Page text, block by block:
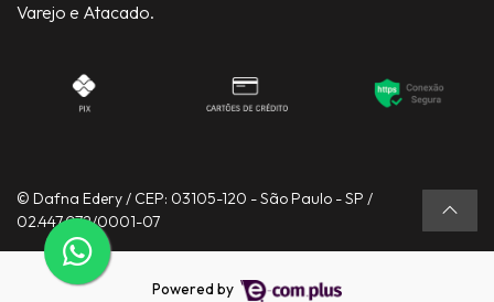
Varejo e Atacado.
© Dafna Edery / CEP: 03105-120 - São Paulo - SP /
02.447.072/0001-07
Powered by